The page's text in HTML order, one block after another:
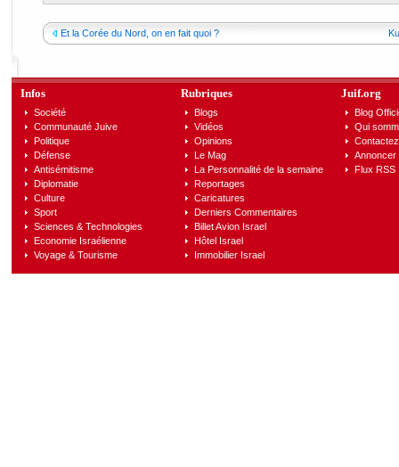
Et la Corée du Nord, on en fait quoi ?
Infos
Société
Communauté Juive
Politique
Défense
Antisémitisme
Diplomatie
Culture
Sport
Sciences & Technologies
Economie Israélienne
Voyage & Tourisme
Rubriques
Blogs
Vidéos
Opinions
Le Mag
La Personnalité de la semaine
Reportages
Caricatures
Derniers Commentaires
Billet Avion Israel
Hôtel Israel
Immobilier Israel
Juif.org
Blog
Qui
Annoncer
Flux RSS